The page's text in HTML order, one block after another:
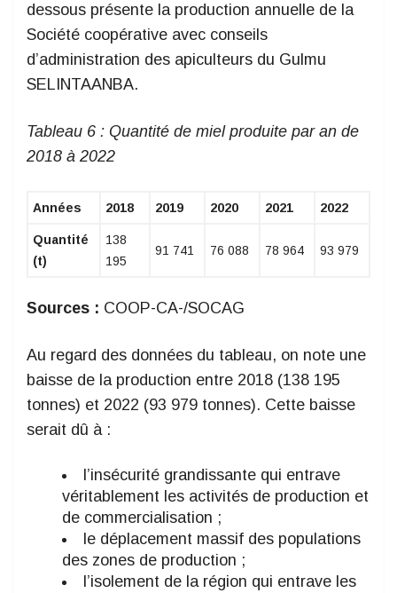
dessous présente la production annuelle de la
Société coopérative avec conseils
d’administration des apiculteurs du Gulmu
SELINTAANBA.
Tableau 6 : Quantité de miel produite par an de
2018 à 2022
Années 2018 2019 2020 2021 2022
Quantité
(t)
138
195
91 741 76 088 78 964 93 979
Sources : COOP-CA-/SOCAG
Au regard des données du tableau, on note une
baisse de la production entre 2018 (138 195
tonnes) et 2022 (93 979 tonnes). Cette baisse
serait dû à :
l’insécurité grandissante qui entrave
véritablement les activités de production et
de commercialisation ;
le déplacement massif des populations
des zones de production ;
l’isolement de la région qui entrave les